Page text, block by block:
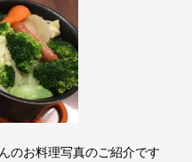
のお料理写真のご紹介です